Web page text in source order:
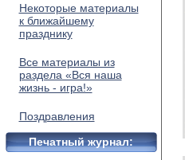
Некоторые материалы
к ближайшему
празднику
Все материалы из
раздела «Вся наша
жизнь - игра!»
Поздравления
Печатный журнал: